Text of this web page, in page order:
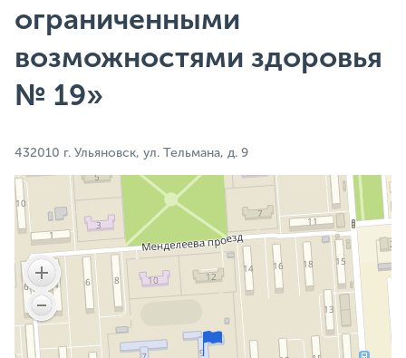
ограниченными
возможностями здоровья
№ 19»
432010 г. Ульяновск, ул. Тельмана, д. 9